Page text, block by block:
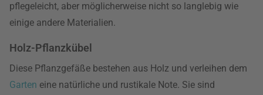
pflegeleicht, aber möglicherweise nicht so langlebig wie
einige andere Materialien.
Holz-Pflanzkübel
Diese Pflanzgefäße bestehen aus Holz und verleihen dem
Garten eine natürliche und rustikale Note. Sie sind